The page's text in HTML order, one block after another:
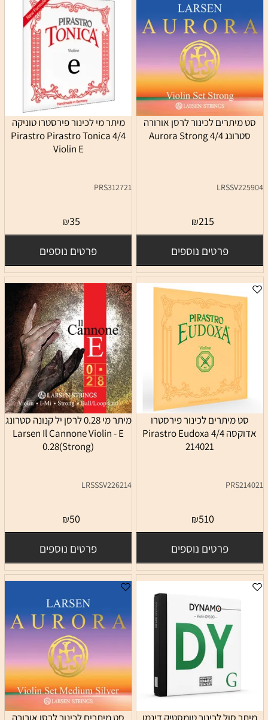
סט מיתרים לכינור לרסן אורורה
סטרונג 4/4 Aurora Strong
LRSSV225904
₪215
פרטים נוספים
מיתר מי לכינור פירסטרו טוניקה
4/4 Pirastro Pirastro Tonica
Violin E
PRS312721
₪35
פרטים נוספים
סט מיתרים לכינור פירסטרו
אדוקסה 4/4 Pirastro Eudoxa
214021
PRS214021
₪510
פרטים נוספים
מיתר מי 0.28 לרסן יל קנונה סטרונג
Larsen Il Cannone Violin - E
0.28(Strong)
LRSSSV226214
₪50
פרטים נוספים